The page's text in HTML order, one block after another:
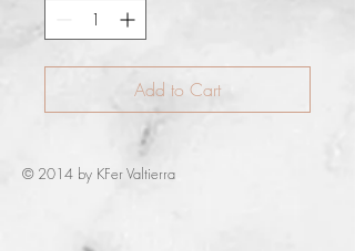
Add to Cart
© 2014 by KFer Valtierra